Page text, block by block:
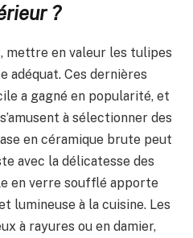
?
, mettre en valeur les tulipes
adéquat. Ces dernières
a gagné en popularité, et
à sélectionner des
en céramique brute peut
avec la délicatesse des
en verre soufflé apporte
lumineuse à la cuisine. Les
à rayures ou en damier,